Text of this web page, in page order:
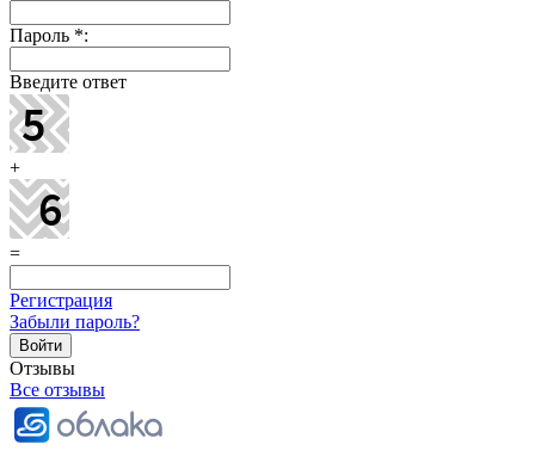
Пароль *:
Введите ответ
+
=
Регистрация
Забыли пароль?
Отзывы
Все отзывы